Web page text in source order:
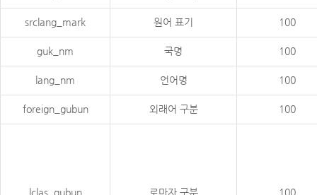
srclang_mark 원어 표기 100
guk_nm 국명 100
lang_nm 언어명 100
foreign_gubun 외래어 구분 100
lclas_gubun 로마자 구분 100